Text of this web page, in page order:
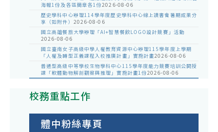
海報1份及各區簡章各1份2026-08-06
歷史學科中心辦理114學年度歷史學科中心線上讀書會暑期成果分
享（如附件） 2026-08-06
國立高雄餐旅大學辦理「AI+智慧餐飲LOGO設計競賽」活動
2026-08-06
國立臺南女子高級中學人權教育資源中心辦理115學年度上學期
「人權及轉型正義課程入校推廣計畫」實施計畫2026-08-06
普通型高級中等學校生物學科中心115學年度能力競賽培訓公開授
課「軟體動物解剖觀察與推理」實施計畫1份2026-08-06
校務重點工作
體中粉絲專頁